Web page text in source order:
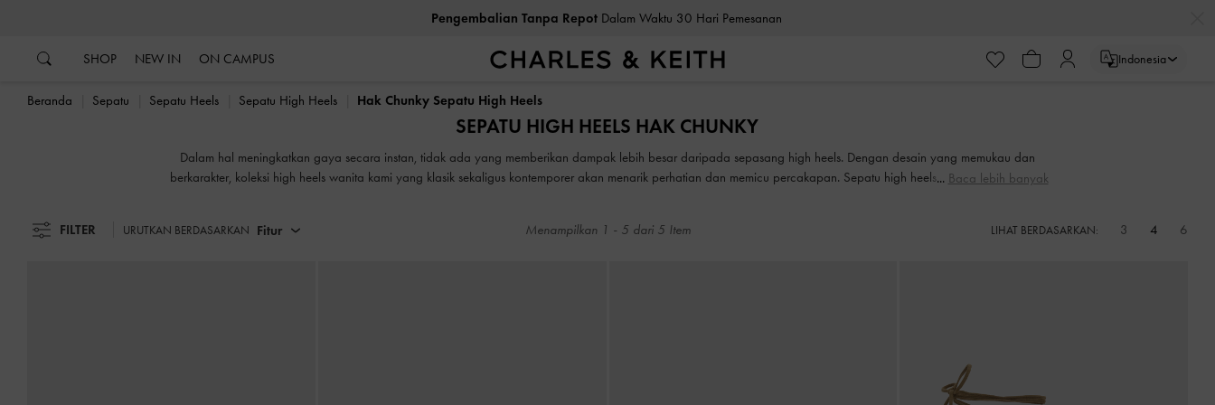
Pengembalian Tanpa RepotDalam Waktu 30 Hari Pemesanan
SHOP NEW IN ON CAMPUS Indonesia
Pengembalian Tanpa Repot
Beranda Sepatu Sepatu Heels Sepatu High Heels Hak Chunky Sepatu High Heels
SEPATU HIGH HEELS HAK CHUNKY
Dalam hal meningkatkan gaya secara instan, tidak ada yang memberikan dampak lebih besar daripada sepasang high heels. Dengan desain yang memukau dan
berkarakter, koleksi high heels wanita kami yang klasik sekaligus kontemporer akan menarik perhatian dan memicu percakapan. Sepatu high heels adalah cara terbaik
Baca lebih banyak
FILTER URUTKAN BERDASARKAN Fitur Menampilkan 1 - 5 dari 5 Item LIHAT BERDASARKAN: 3 4 6